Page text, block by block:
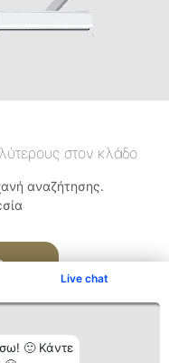
Live chat
🙂 Κάντε
στον κλάδο
αναζήτησης.